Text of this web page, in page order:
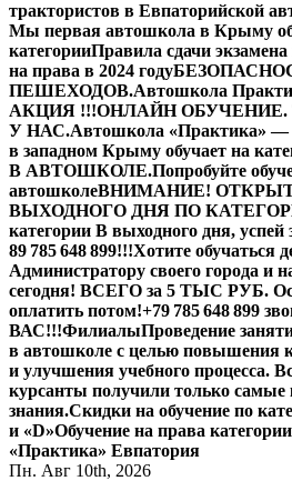
трактористов в Евпаторийской
Мы первая автошкола в Крыму
категорииПравила сдачи
на права в 2024 году
ПЕШЕХОДОВ.Автошкола
АКЦИЯ !!!ОНЛАЙН ОБУЧЕНИЕ.
У НАС.Автошкола «Практика» —
в западном Крыму обучает на
В АВТОШКОЛЕ.Попробуйте
автошколеВНИМАНИЕ!
ВЫХОДНОГО ДНЯ ПО
категории В выходного дня, успей
89 785 648 899!!!Хотите обучаться
Администратору своего города и
сегодня! ВСЕГО за 5 ТЫС РУБ.
оплатить потом!+79 785 648 899
ВАС!!!ФилиалыПроведение
в автошколе с целью повышения
и улучшения учебного процесса.
курсанты получили только самые
знания.Скидки на обучение по
и «D»Обучение на права
«Практика» Евпатория
Пн. Авг 10th, 2026